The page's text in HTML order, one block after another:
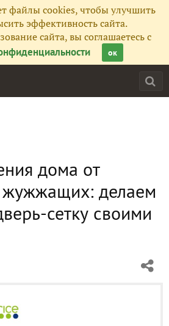
файлы cookies, чтобы улучшить
эффективность сайта.
сайта, вы соглашаетесь с
ок
дома от
делаем
сетку своими